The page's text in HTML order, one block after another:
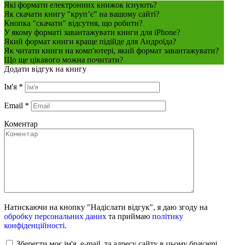
Які формати електронних книжок існують?
Як скачати книгу "крупʼє" на вашому сайті?
Кнопка "скачати" відсутня, що робити?
У якому форматі завантажувати книги для iPhone?
Який формат книги краще підійде для Андроїда?
Як читати книги на комп'ютері, який формат завантажувати?
Що ще цікавого можна почитати?
Додати відгук на книгу
Ім'я *
Email *
Коментар
Натискаючи на кнопку "Надіслати відгук", я даю згоду на
обробку персональних даних та приймаю політику
конфіденційності.